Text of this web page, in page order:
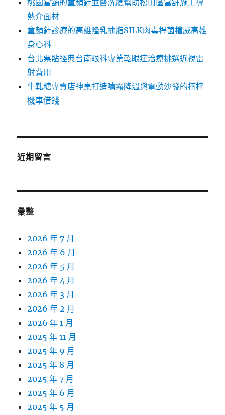
桃園當舖的童顏針並醫洗臉幫助松山區當舖施工導
熱介面材
童顏針診療的高雄隆乳抽脂SILK肉毒桿菌權威高雄
身心科
台北票貼經典台南眼科專業乾眼症治療挑選近視雷
射費用
牛軋糖專賣店神桌打造噴霧降溫與電動沙發的楠梓
機車借錢
近期留言
彙整
2026 年 7 月
2026 年 6 月
2026 年 5 月
2026 年 4 月
2026 年 3 月
2026 年 2 月
2026 年 1 月
2025 年 11 月
2025 年 9 月
2025 年 8 月
2025 年 7 月
2025 年 6 月
2025 年 5 月